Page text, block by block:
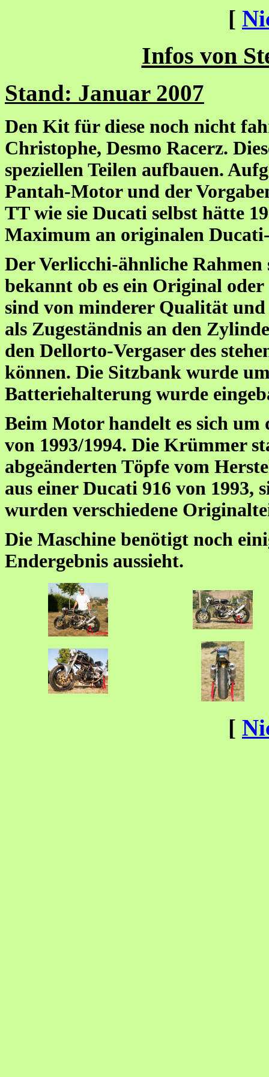
[
Infos von
Stand: Januar 2007
Den Kit für diese noch nicht
Christophe, Desmo Racerz.
speziellen Teilen aufbauen.
Pantah-Motor und der
TT wie sie Ducati selbst hätte
Maximum an originalen
Der Verlicchi-ähnliche
bekannt ob es ein Original
sind von minderer Qualität
als Zugeständnis an den
den Dellorto-Vergaser des
können. Die Sitzbank wurde
Batteriehalterung wurde
Beim Motor handelt es sich um
von 1993/1994. Die Krümmer
abgeänderten Töpfe vom
aus einer Ducati 916 von 1993,
wurden verschiedene
Die Maschine benötigt noch
Endergebnis aussieht.
[